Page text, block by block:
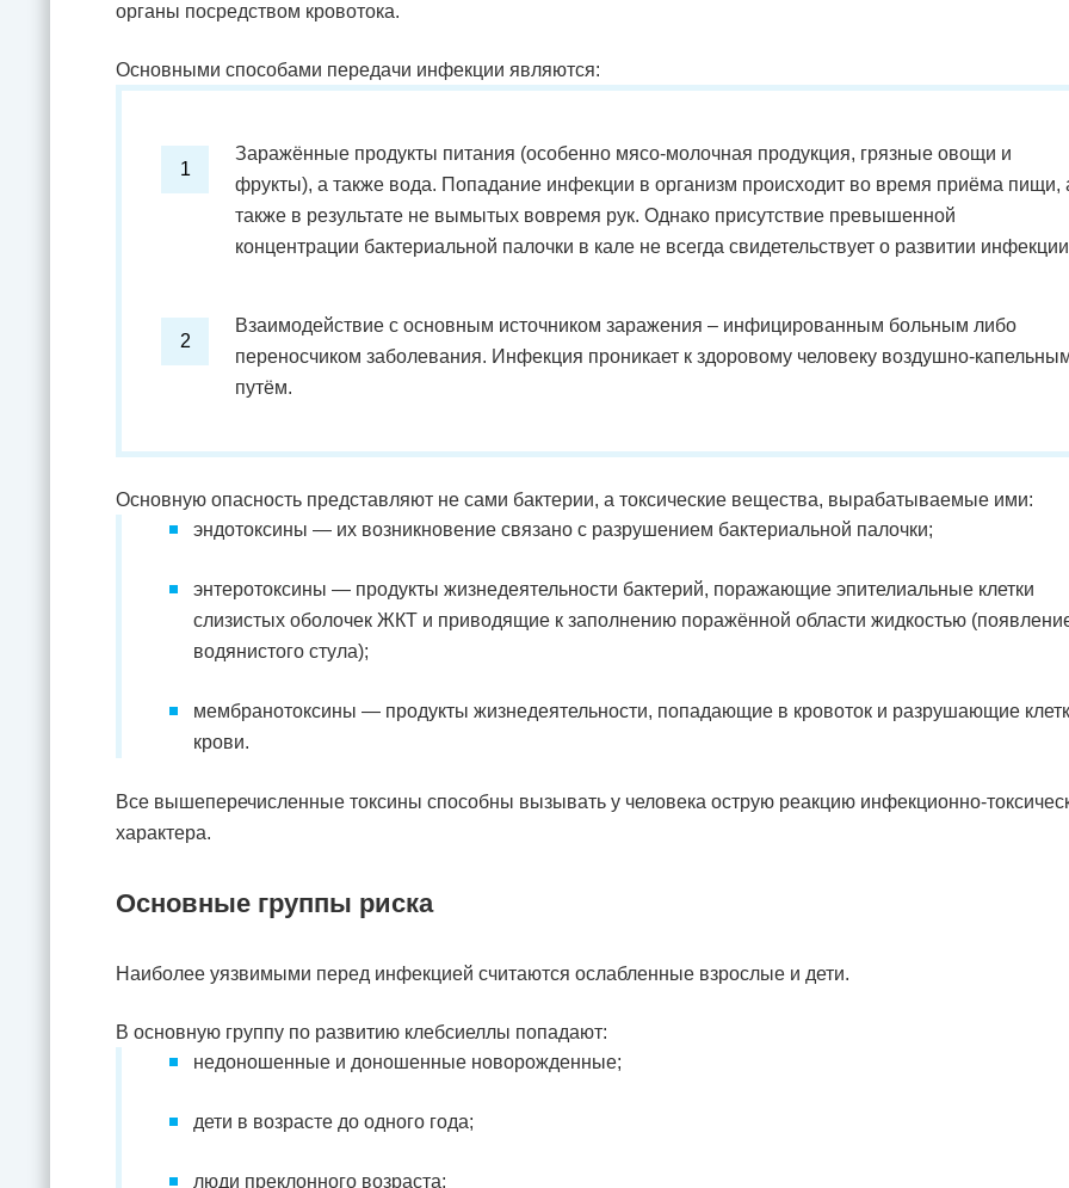
органы посредством кровотока.
Основными способами передачи инфекции являются:
Заражённые продукты питания (особенно мясо-молочная продукция, грязные овощи и
фрукты), а также вода. Попадание инфекции в организм происходит во время приёма пищи,
также в результате не вымытых вовремя рук. Однако присутствие превышенной
концентрации бактериальной палочки в кале не всегда свидетельствует о развитии
Взаимодействие с основным источником заражения – инфицированным больным либо
переносчиком заболевания. Инфекция проникает к здоровому человеку воздушно-
путём.
Основную опасность представляют не сами бактерии, а токсические вещества, вырабатываемые ими:
эндотоксины — их возникновение связано с разрушением бактериальной палочки;
энтеротоксины — продукты жизнедеятельности бактерий, поражающие эпителиальные клетки
слизистых оболочек ЖКТ и приводящие к заполнению поражённой области жидкостью
водянистого стула);
мембранотоксины — продукты жизнедеятельности, попадающие в кровоток и разрушающие
крови.
Все вышеперечисленные токсины способны вызывать у человека острую реакцию инфекционно-
характера.
Основные группы риска
Наиболее уязвимыми перед инфекцией считаются ослабленные взрослые и дети.
В основную группу по развитию клебсиеллы попадают:
недоношенные и доношенные новорожденные;
дети в возрасте до одного года;
люди преклонного возраста;